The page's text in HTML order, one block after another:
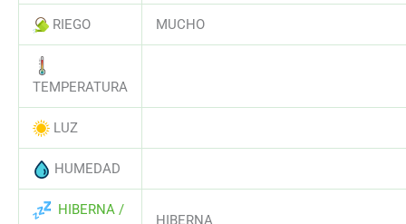
RIEGO MUCHO
TEMPERATURA
LUZ
HUMEDAD
HIBERNA /
HIBERNA